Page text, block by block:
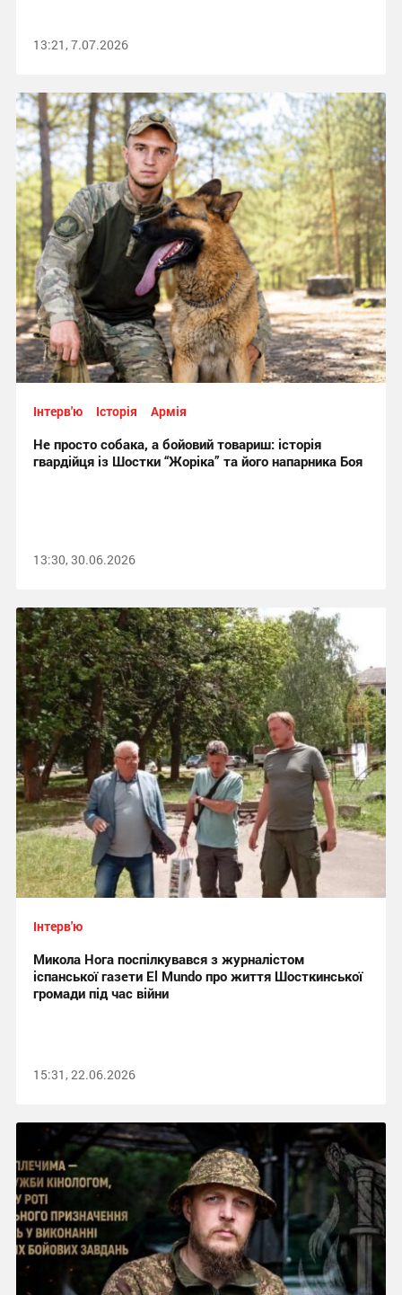
13:21, 7.07.2026
Інтерв'ю Історія Армія
Не просто собака, а бойовий товариш: історія
гвардійця із Шостки “Жоріка” та його напарника Боя
13:30, 30.06.2026
Інтерв'ю
Микола Нога поспілкувався з журналістом
іспанської газети El Mundo про життя Шосткинської
громади під час війни
15:31, 22.06.2026